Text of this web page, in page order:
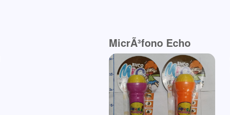
MicrÃ³fono Echo